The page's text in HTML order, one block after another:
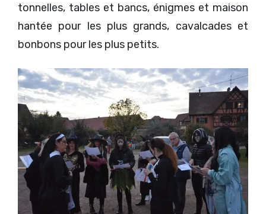
tonnelles, tables et bancs, énigmes et maison
hantée pour les plus grands, cavalcades et
bonbons pour les plus petits.